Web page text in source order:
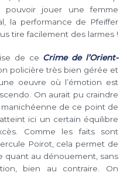
pouvoir jouer une femme
la performance de Pfeiffer
tire facilement des larmes !
de ce Crime de l’Orient-
policière très bien gérée et
oeuvre où l’émotion est
On aurait pu craindre
de ce point de
ici un certain équilibre
Comme les faits sont
Poirot, cela permet de
quant au dénouement, sans
bien au contraire. On